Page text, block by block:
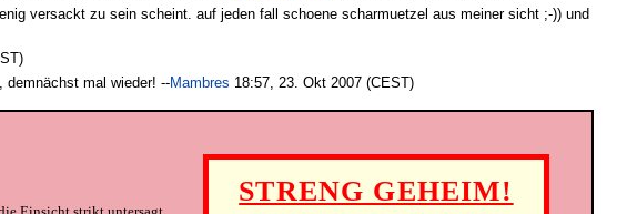
versackt zu sein scheint. auf jeden fall schoene scharmuetzel aus meiner sicht ;-)) und
demnächst mal wieder! --Mambres 18:57, 23. Okt 2007 (CEST)
STRENG GEHEIM!